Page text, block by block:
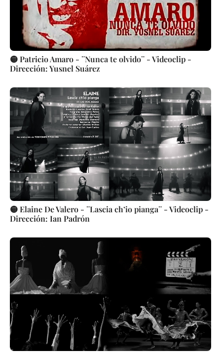
🟡 Patricio Amaro - ¨Nunca te olvido¨ - Videoclip -
Dirección: Yusnel Suárez
🟡 Elaine De Valero - ¨Lascia ch’io pianga¨ - Videoclip -
Dirección: Ian Padrón